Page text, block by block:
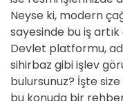
Neyse ki, modern
sayesinde bu iş
Devlet platformu,
sihirbaz gibi işlev
bulursunuz? İşte